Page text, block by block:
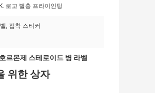
로고 벌충 프라이인팅
, 접착 스티커
호르몬제 스테로이드 병 라벨
위한 상자